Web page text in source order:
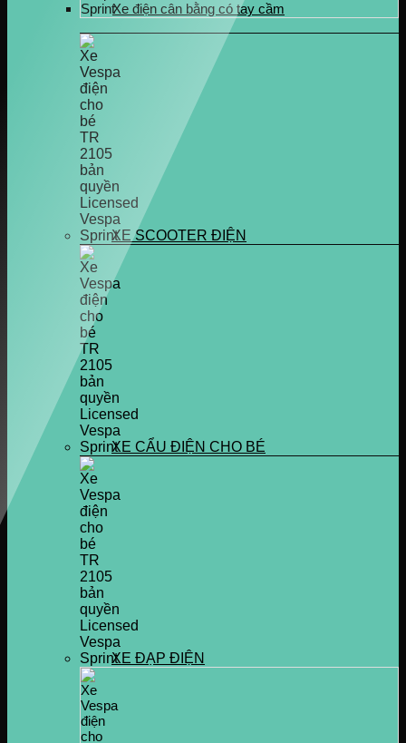
Xe điện cân bằng có tay cầm
XE SCOOTER ĐIỆN
XE CẨU ĐIỆN CHO BÉ
XE ĐẠP ĐIỆN